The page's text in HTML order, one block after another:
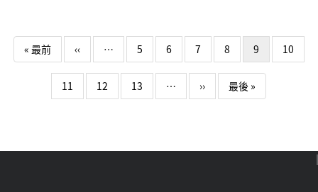
momo購物網，簡單 百元捐 支持 關愛之家！只需要百元，
就能成為孩子們健康成長路上，最有力的後盾。讓我們一起
點亮一盞希望的燈，讓孩子平安長大。給移樣的孩子 一樣
的愛活動連結
Pagination
« 最前First page
‹‹Previous page
… 5 6 7 8 9 10
11 12 13 … ››下一頁最後 »